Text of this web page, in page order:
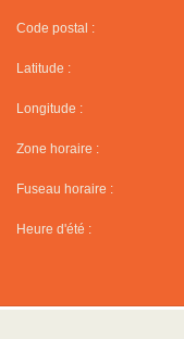
Code postal :
Latitude :
Longitude :
Zone horaire :
Fuseau horaire :
Heure d'été :